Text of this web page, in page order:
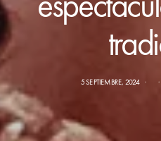
5 SEPTIEMBRE, 2024